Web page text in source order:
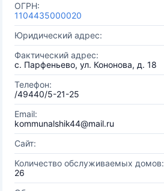
ОГРН:
1104435000020
Юридический адрес:
Фактический адрес:
с. Парфеньево, ул. Кононова, д. 18
Телефон:
/49440/5-21-25
Email:
kommunalshik44@mail.ru
Сайт:
Количество обслуживаемых домов:
26